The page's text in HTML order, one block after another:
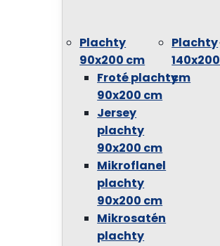
Plachty
90x200 cm
Froté plachty
90x200 cm
Jersey
plachty
90x200 cm
Mikroflanel
plachty
90x200 cm
Mikrosatén
plachty
Plachty
140x200
cm